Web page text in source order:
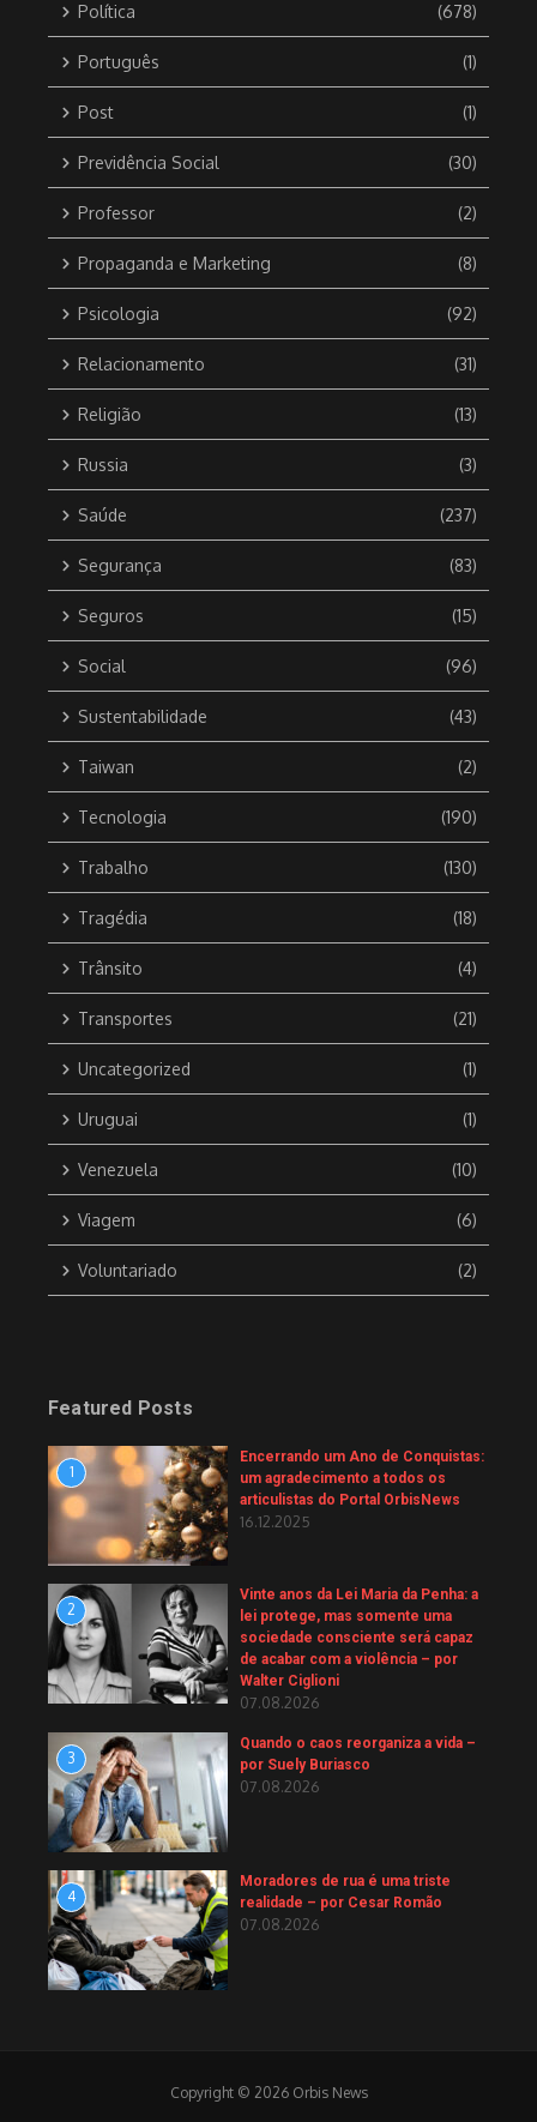
Política (678)
Português (1)
Post (1)
Previdência Social (30)
Professor (2)
Propaganda e Marketing (8)
Psicologia (92)
Relacionamento (31)
Religião (13)
Russia (3)
Saúde (237)
Segurança (83)
Seguros (15)
Social (96)
Sustentabilidade (43)
Taiwan (2)
Tecnologia (190)
Trabalho (130)
Tragédia (18)
Trânsito (4)
Transportes (21)
Uncategorized (1)
Uruguai (1)
Venezuela (10)
Viagem (6)
Voluntariado (2)
Featured Posts
1
Encerrando um Ano de Conquistas:
um agradecimento a todos os
articulistas do Portal OrbisNews
16.12.2025
2
Vinte anos da Lei Maria da Penha: a
lei protege, mas somente uma
sociedade consciente será capaz
de acabar com a violência – por
Walter Ciglioni
07.08.2026
3
Quando o caos reorganiza a vida –
por Suely Buriasco
07.08.2026
4
Moradores de rua é uma triste
realidade – por Cesar Romão
07.08.2026
Copyright © 2026 Orbis News